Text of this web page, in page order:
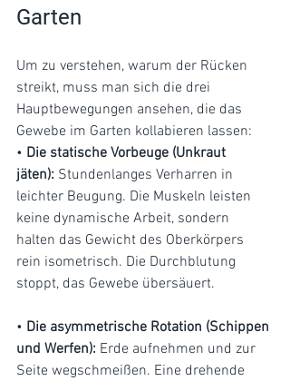
Garten
Um zu verstehen, warum der Rücken
streikt, muss man sich die drei
Hauptbewegungen ansehen, die das
Gewebe im Garten kollabieren lassen:
• Die statische Vorbeuge (Unkraut
jäten): Stundenlanges Verharren in
leichter Beugung. Die Muskeln leisten
keine dynamische Arbeit, sondern
halten das Gewicht des Oberkörpers
rein isometrisch. Die Durchblutung
stoppt, das Gewebe übersäuert.
• Die asymmetrische Rotation (Schippen
und Werfen): Erde aufnehmen und zur
Seite wegschmeißen. Eine drehende